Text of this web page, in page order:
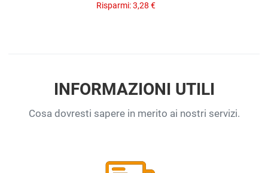
Risparmi:3,28 €
INFORMAZIONI UTILI
Cosa dovresti sapere in merito ai nostri servizi.